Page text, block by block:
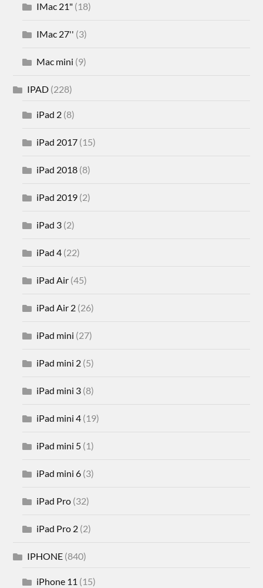
IMac 21" (18)
IMac 27'' (3)
Mac mini (9)
IPAD (228)
iPad 2 (8)
iPad 2017 (15)
iPad 2018 (8)
iPad 2019 (2)
iPad 3 (2)
iPad 4 (22)
iPad Air (45)
iPad Air 2 (26)
iPad mini (27)
iPad mini 2 (5)
iPad mini 3 (8)
iPad mini 4 (19)
iPad mini 5 (1)
iPad mini 6 (3)
iPad Pro (32)
iPad Pro 2 (2)
IPHONE (840)
iPhone 11 (15)